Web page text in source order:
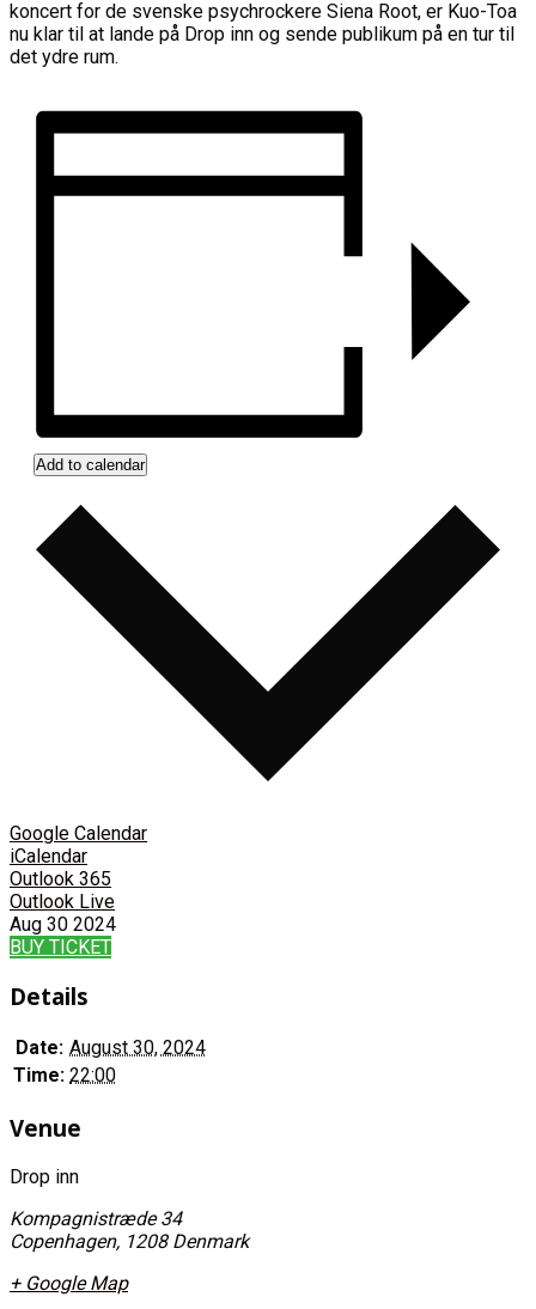
koncert for de svenske psychrockere Siena Root, er Kuo-Toa
nu klar til at lande på Drop inn og sende publikum på en tur til
det ydre rum.
Add to calendar
Google Calendar
iCalendar
Outlook 365
Outlook Live
Aug 30 2024
BUY TICKET
Details
Date: August 30, 2024
Time: 22:00
Venue
Drop inn
Kompagnistræde 34
Copenhagen, 1208 Denmark
+ Google Map